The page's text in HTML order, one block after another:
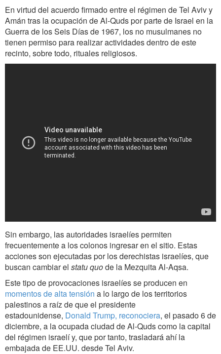
En virtud del acuerdo firmado entre el régimen de Tel Aviv y
Amán tras la ocupación de Al-Quds por parte de Israel en la
Guerra de los Seis Días de 1967, los no musulmanes no
tienen permiso para realizar actividades dentro de este
recinto, sobre todo, rituales religiosos.
Sin embargo, las autoridades israelíes permiten
frecuentemente a los colonos ingresar en el sitio. Estas
acciones son ejecutadas por los derechistas israelíes, que
buscan cambiar el statu quode la Mezquita Al-Aqsa.
Este tipo de provocaciones israelíes se producen en
momentos de alta tensión a lo largo de los territorios
palestinos a raíz de que el presidente
estadounidense, Donald Trump, reconociera, el pasado 6 de
diciembre, a la ocupada ciudad de Al-Quds como la capital
del régimen israelí y, que por tanto, trasladará ahí la
embajada de EE.UU. desde Tel Aviv.